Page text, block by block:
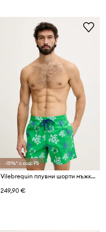
-15%* с код: FS
Vilebrequin плувни шорти мъжки MOOREA
249,90 €